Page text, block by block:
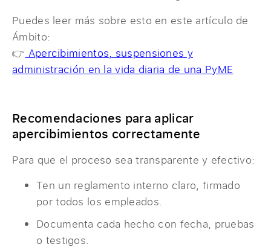
Puedes leer más sobre esto en este artículo de
Ámbito:
👉 Apercibimientos, suspensiones y
administración en la vida diaria de una PyME
Recomendaciones para aplicar
apercibimientos correctamente
Para que el proceso sea transparente y efectivo:
Ten un reglamento interno claro, firmado
por todos los empleados.
Documenta cada hecho con fecha, pruebas
o testigos.